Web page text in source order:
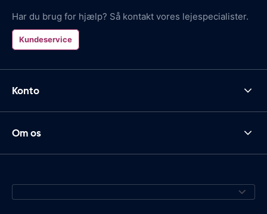
Har du brug for hjælp? Så kontakt vores lejespecialister.
Kundeservice
Konto
Om os